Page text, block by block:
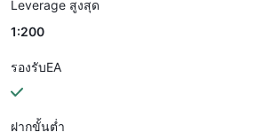
Leverage สูงสุด
1:200
รองรับEA
ฝากขั้นต่ำ